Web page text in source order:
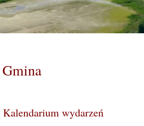
Gmina
Kalendarium wydarzeń